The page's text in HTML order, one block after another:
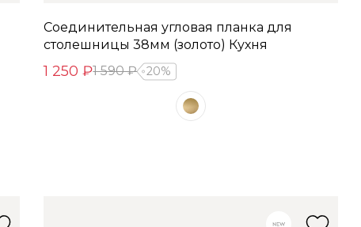
Соединительная угловая планка для
столешницы 38мм (золото) Кухня
1 250 ₽1 590 ₽ 20%